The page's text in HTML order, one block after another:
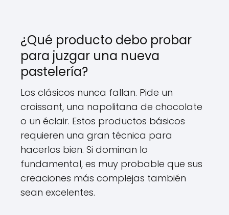
¿Qué producto debo probar
para juzgar una nueva
pastelería?
Los clásicos nunca fallan. Pide un
croissant, una napolitana de chocolate
o un éclair. Estos productos básicos
requieren una gran técnica para
hacerlos bien. Si dominan lo
fundamental, es muy probable que sus
creaciones más complejas también
sean excelentes.